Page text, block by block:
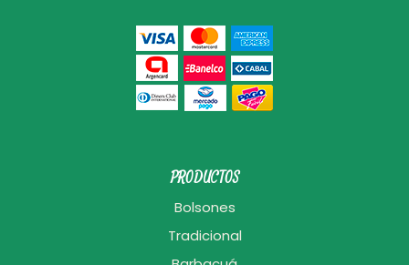
PRODUCTOS
Bolsones
Tradicional